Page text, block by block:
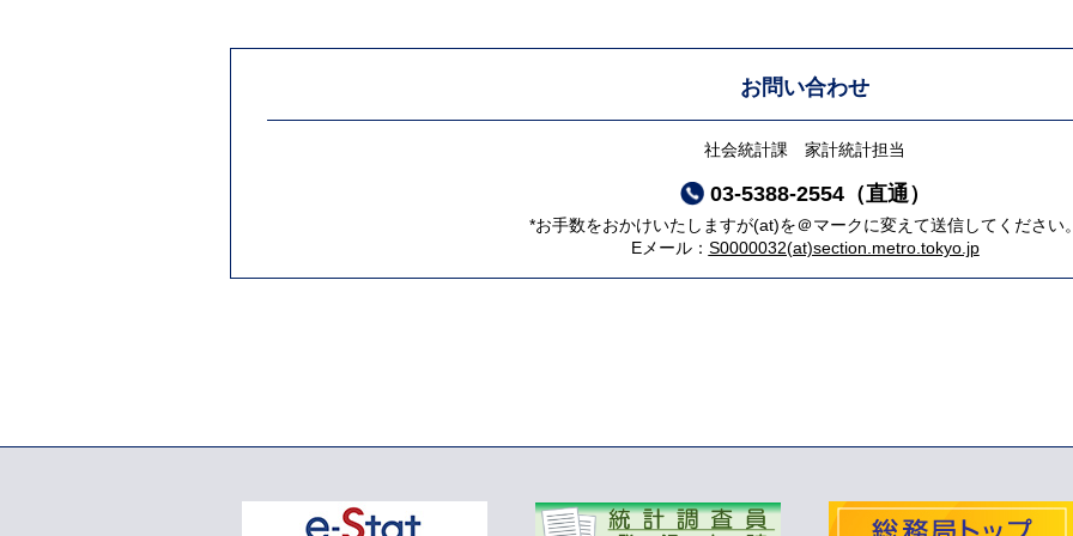
お問い合わせ
社会統計課 家計統計担当
03-5388-2554（直通）
*お手数をおかけいたしますが(at)を＠マークに変えて送信してください。
Eメール： S0000032(at)section.metro.tokyo.jp